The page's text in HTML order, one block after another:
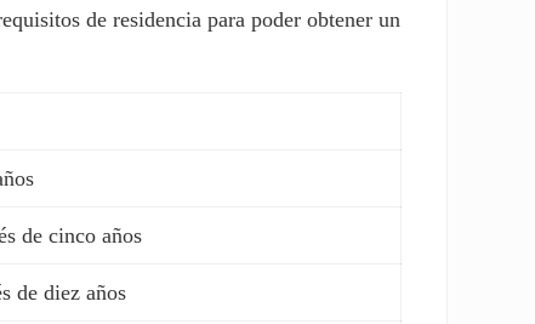
de residencia para poder obtener un
de cinco años
de diez años